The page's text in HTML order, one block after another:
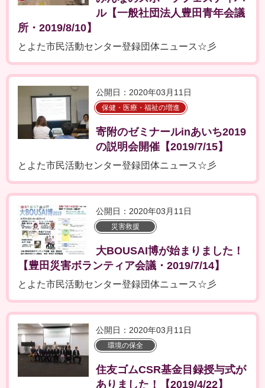
ル【一般社団法人豊田青年会議
所・2019/8/10】
とよた市民活動センター登録団体ニュース☆彡
公開日：2020年03月11日
保健・医療・福祉の増進
寄附のゼミナールinあいち2019
の説明会開催【2019/7/15】
とよた市民活動センター登録団体ニュース☆彡
公開日：2020年03月11日
災害救援
大BOUSAI博が始まりました！
【豊田災害ボランティア会議・2019/7/14】
とよた市民活動センター登録団体ニュース☆彡
公開日：2020年03月11日
環境の保全
住友ゴムCSR基金目録授与式が
ありました！【2019/4/22】